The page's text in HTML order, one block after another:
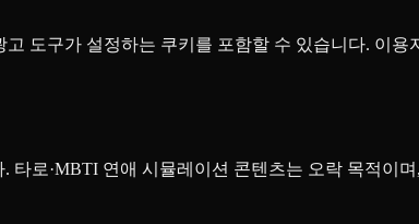
도구가 설정하는 쿠키를 포함할 수 있습니다. 이용
로·MBTI 연애 시뮬레이션 콘텐츠는 오락 목적이